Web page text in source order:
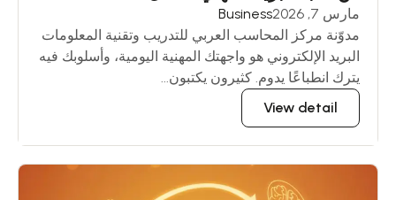
مارس 7, 2026
Business
مدوّنة مركز المحاسب العربي للتدريب وتقنية المعلومات
البريد الإلكتروني هو واجهتك المهنية اليومية، وأسلوبك فيه
يترك انطباعًا يدوم. كثيرون يكتبون...
View detail